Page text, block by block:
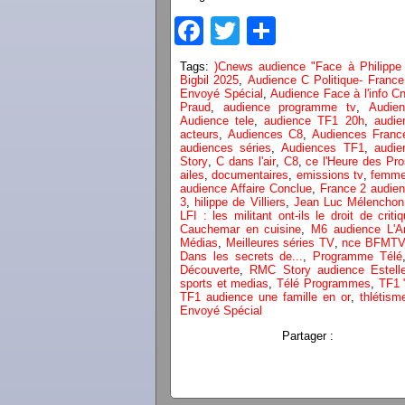
Facebook
Twitter
Tags:)Cnews audience "Face à
Bigbil 2025
Audience C Politique-
Envoyé Spécial
,Audience Face à l'info
Praud
audience programme tv
Audience tele ,audience TF1 20h,
acteurs
Audiences C8, Audiences
audiences séries ,Audiences TF1
Story C dans l'air, C8,ce l'Heure des
ailes ,documentaires emissions tv,
audience Affaire Conclue,
France 2
3
hilippe de Villiers Jean Luc Mélenchon
LFI : les militant ont-ils le droit de
Cauchemar en cuisine
M6 audience
Médias
Meilleures séries TV,nce
Dans les secrets de...
Programme Télé
Découverte
RMC Story audience
sports et medias ,Télé Programmes
TF1
TF1 audience une famille en or,
Envoyé Spécial
Partager :